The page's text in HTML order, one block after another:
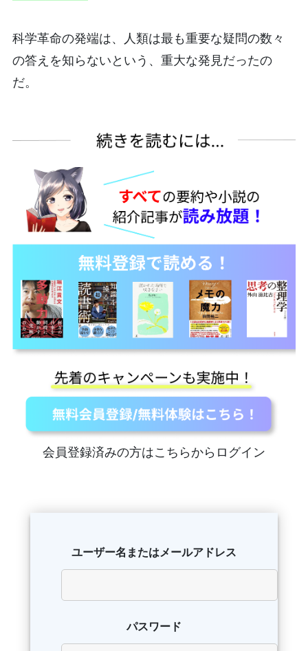
科学革命の発端は、人類は最も重要な疑問の数々
の答えを知らないという、重大な発見だったの
だ。
会員登録済みの方はこちらからログイン
ユーザー名またはメールアドレス
パスワード